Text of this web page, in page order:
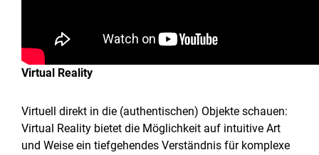
Virtual Reality
Virtuell direkt in die (authentischen) Objekte schauen:
Virtual Reality bietet die Möglichkeit auf intuitive Art
und Weise ein tiefgehendes Verständnis für komplexe